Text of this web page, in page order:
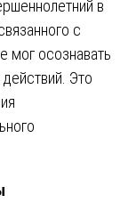
в
с
мог осознавать
Это